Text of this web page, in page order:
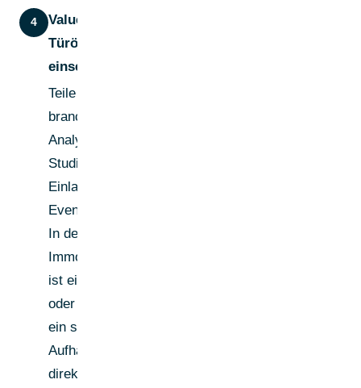
4
Value-Content als
Türöffner
einsetzen
Teile
branchenrelevante
Analysen, Case
Studies oder
Einladungen zu
Events/Webinaren.
In der konservativen
Immobilienwirtschaft
ist ein Whitepaper
oder eine Einladung
ein stärkerer
Aufhänger als eine
direkte